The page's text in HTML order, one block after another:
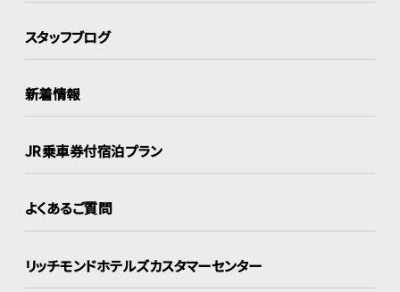
スタッフブログ
新着情報
JR乗車券付宿泊プラン
よくあるご質問
リッチモンドホテルズカスタマーセンター